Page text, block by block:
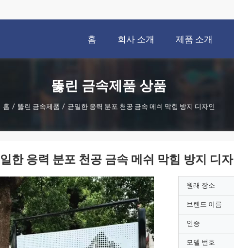
홈 회사 소개 제품 소개
뚫린 금속제품 상품
홈 / 뚫린 금속제품 / 균일한 응력 분포 천공 금속 메쉬 막힘 방지 디자인
한 응력 분포 천공 금속 메쉬 막힘 방지 디
원래 장소
브랜드 이름
인증
모델 번호